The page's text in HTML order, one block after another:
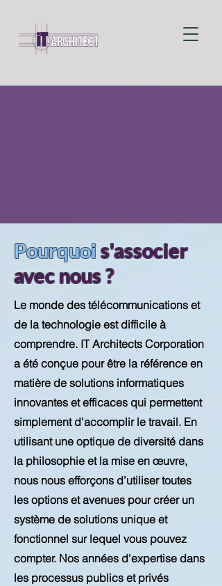
Pourquois'associer
avec nous ?
Le monde des télécommunications et
de la technologie est difficile à
comprendre. IT Architects Corporation
a été conçue pour être la référence en
matière de solutions informatiques
innovantes et efficaces qui permettent
simplement d'accomplir le travail. En
utilisant une optique de diversité dans
la philosophie et la mise en œuvre,
nous nous efforçons d’utiliser toutes
les options et avenues pour créer un
système de solutions unique et
fonctionnel sur lequel vous pouvez
compter. Nos années d'expertise dans
les processus publics et privés